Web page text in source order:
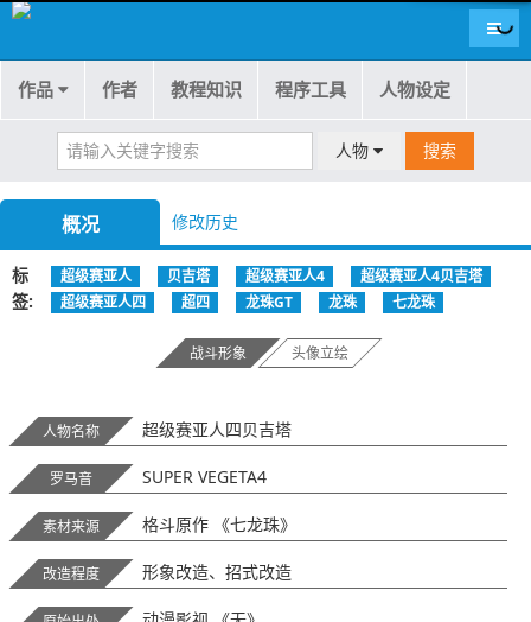
导航
作品 作者 教程知识 程序工具 人物设定
人物 搜索
概况 修改历史
标
签
超级赛亚人 贝吉塔 超级赛亚人4
超级赛亚人4贝吉塔
超级赛亚人四
超四 龙珠GT 龙珠 七龙珠
战斗形象 头像立绘
人物名称 超级赛亚人四贝吉塔
罗马音 SUPER VEGETA4
素材来源 格斗原作 《七龙珠》
改造程度 形象改造、招式改造